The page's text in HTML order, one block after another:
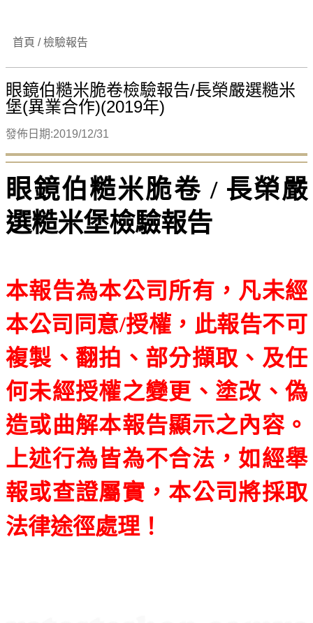
首頁 / 檢驗報告
眼鏡伯糙米脆卷檢驗報告/長榮嚴選糙米
堡(異業合作)(2019年)
發佈日期:2019/12/31
眼鏡伯糙米脆卷 / 長榮嚴
選糙米堡檢驗報告
本報告為本公司所有，凡未經
本公司同意/授權，此報告不可
複製、翻拍、部分擷取、 及任
何未經授權之變更、塗改、偽
造或曲解本報告顯示之內容。
上述行為皆為不合法，如經舉
報或查證屬實，本公司將採取
法律途徑處理！